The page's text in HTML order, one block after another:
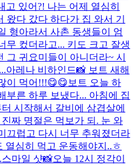
고 있어?! 나는 어제 열심히
왔다 갔다 하다가 집 와서 기
형아라서 사촌 동생들이 엄
무 컸더라고... 키도 크고 잘생
그 귀요미들이 아니더라~ 시
아레나 비하인드📸 보트 새해
이 먹어!!!😋😋 보트 오늘 하
부른 하루 보냈다... 아침에 집
시작해서 갈비에 삼겹살에
짜 명절은 먹보가 되. 눈 와
끄럽고 다시 너무 추워졌더라
열심히 먹고 운동해야지..ㅎ
스마일 샷📸오늘 12시 정각이